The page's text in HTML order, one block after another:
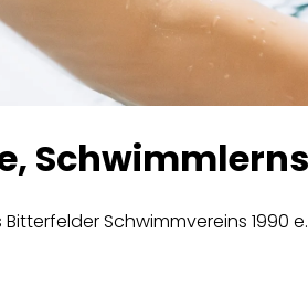
Schwimmvereins 1990